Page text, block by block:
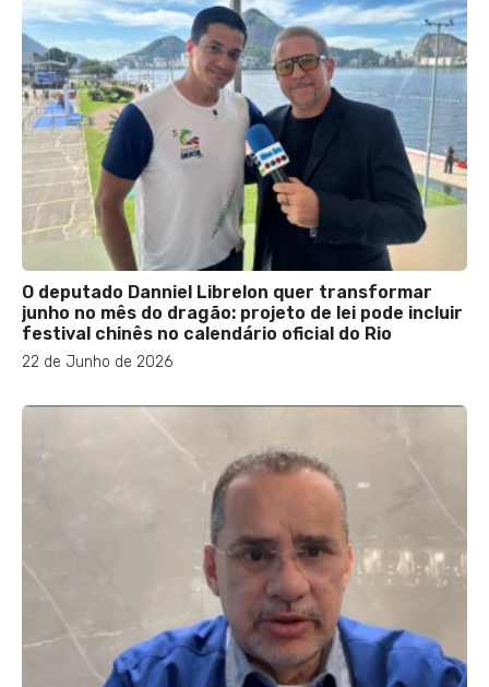
O deputado Danniel Librelon quer transformar
junho no mês do dragão: projeto de lei pode incluir
festival chinês no calendário oficial do Rio
22 de Junho de 2026